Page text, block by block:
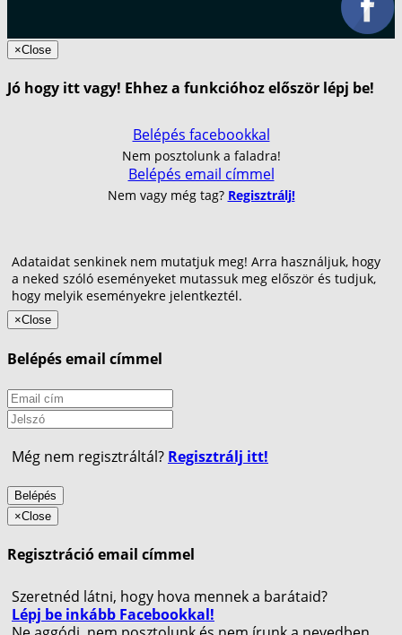
×Close
Jó hogy itt vagy! Ehhez a funkcióhoz először lépj be!
Belépés facebookkal
Nem posztolunk a faladra!
Belépés email címmel
Nem vagy még tag? Regisztrálj!
Adataidat senkinek nem mutatjuk meg! Arra használjuk, hogy
a neked szóló eseményeket mutassuk meg először és tudjuk,
hogy melyik eseményekre jelentkeztél.
×Close
Belépés email címmel
Még nem regisztráltál? Regisztrálj itt!
Belépés
×Close
Regisztráció email címmel
Szeretnéd látni, hogy hova mennek a barátaid?
Lépj be inkább Facebookkal!